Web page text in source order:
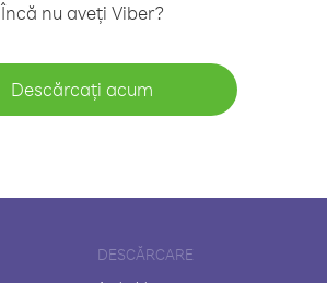
Încă nu aveți Viber?
Descărcați acum
DESCĂRCARE